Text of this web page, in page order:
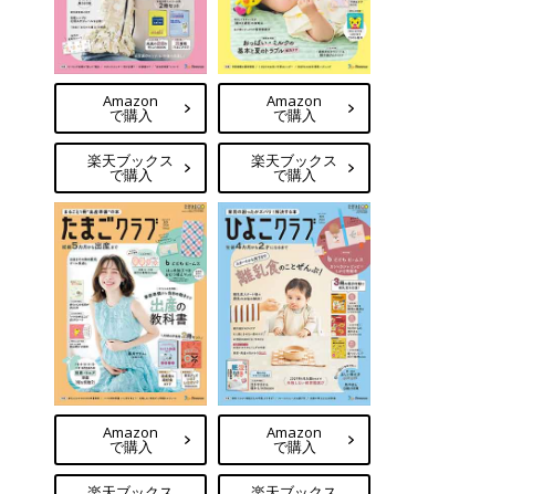
Amazon
で購入
楽天ブックス
で購入
Amazon
で購入
楽天ブックス
で購入
Amazon
で購入
Amazon
で購入